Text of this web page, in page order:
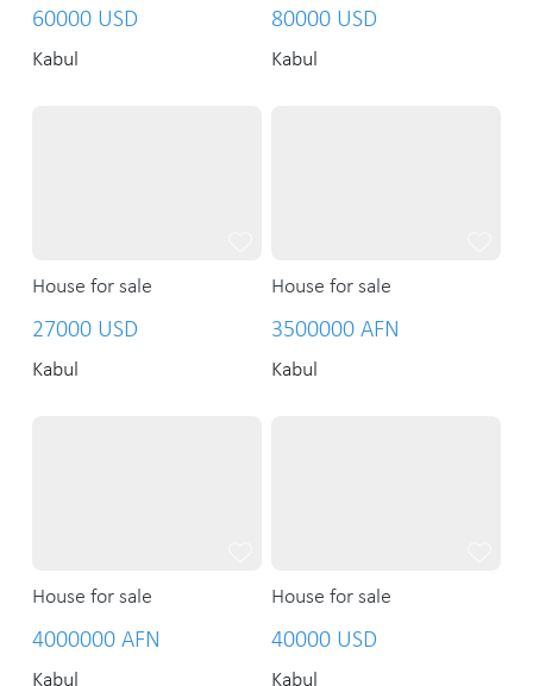
60000 USD
Kabul
80000 USD
Kabul
House for sale
27000 USD
Kabul
House for sale
3500000 AFN
Kabul
House for sale
4000000 AFN
Kabul
House for sale
40000 USD
Kabul